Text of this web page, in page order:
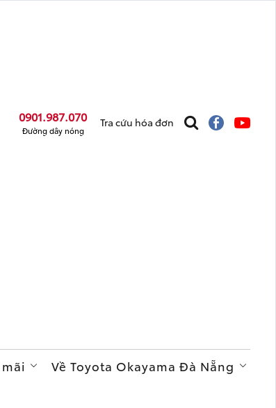
0901.987.070
Đường dây nóng
Tra cứu hóa đơn
Về Toyota Okayama Đà Nẵng